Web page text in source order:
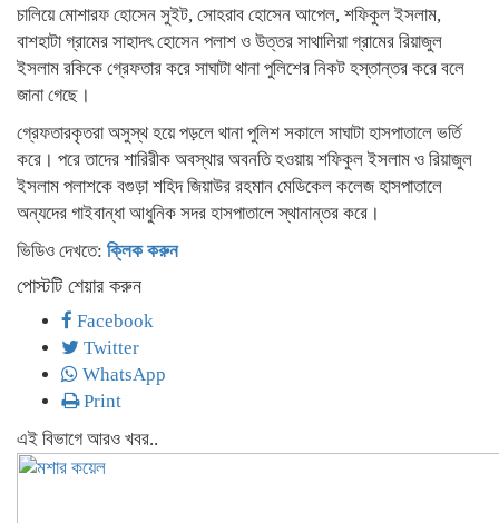
চালিয়ে মোশারফ হোসেন সুইট, সোহরাব হোসেন আপেল, শফিকুল ইসলাম,
বাশহাটা গ্রামের সাহাদৎ হোসেন পলাশ ও উত্তর সাথালিয়া গ্রামের রিয়াজুল
ইসলাম রকিকে গ্রেফতার করে সাঘাটা থানা পুলিশের নিকট হস্তান্তর করে বলে
জানা গেছে।
গ্রেফতারকৃতরা অসুস্থ হয়ে পড়লে থানা পুলিশ সকালে সাঘাটা হাসপাতালে ভর্তি
করে। পরে তাদের শারিরীক অবস্থার অবনতি হওয়ায় শফিকুল ইসলাম ও রিয়াজুল
ইসলাম পলাশকে বগুড়া শহিদ জিয়াউর রহমান মেডিকেল কলেজ হাসপাতালে
অন্যদের গাইবান্ধা আধুনিক সদর হাসপাতালে স্থানান্তর করে।
ভিডিও দেখতে: ক্লিক করুন
পোস্টটি শেয়ার করুন
Facebook
Twitter
WhatsApp
Print
এই বিভাগে আরও খবর..